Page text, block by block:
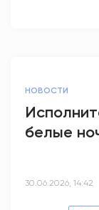
НОВОСТИ
белые
30.06.2026, 14:42